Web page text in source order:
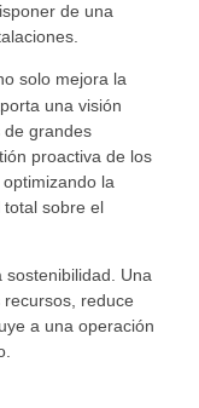
de una
solo mejora la
una visión
de grandes
proactiva de los
la
sobre el
Una
reduce
a una operación